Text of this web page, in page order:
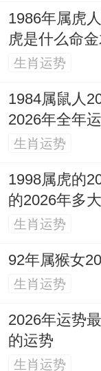
特征 :生气吉
上的气场！
宜！避免再
2026年6月
宜:嫁娶、纳
祀、开光、
木、出火、
梁、安床、
特征 :三合吉日
谐、家运昌
注意事项:
1986年属虎
虎是什么命
生肖运势
1984属鼠人
2026年全年
生肖运势
1998属虎的
的2026年多
生肖运势
92年属猴女
生肖运势
2026年运势
的运势
生肖运势